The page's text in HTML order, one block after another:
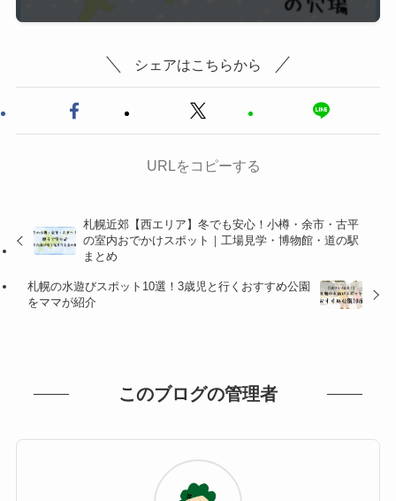
シェアはこちらから
URLをコピーする
札幌近郊【西エリア】冬でも安心！小樽・余市・古平
の室内おでかけスポット｜工場見学・博物館・道の駅
まとめ
札幌の水遊びスポット10選！3歳児と行くおすすめ公園
をママが紹介
このブログの管理者